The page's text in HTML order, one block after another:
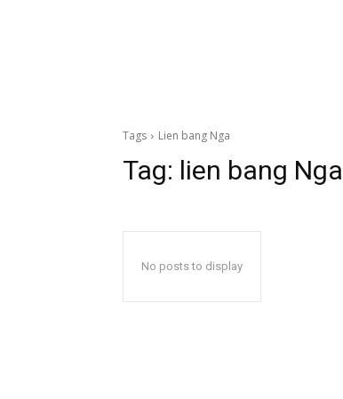
Tags Lien bang Nga
Tag: lien bang Nga
No posts to display